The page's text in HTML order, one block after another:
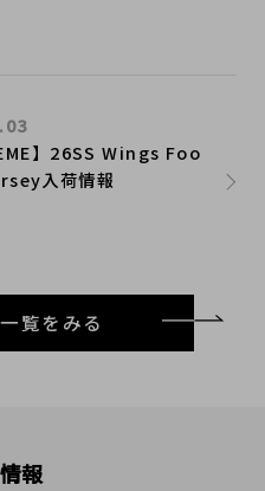
】26SS Wings Foo
入荷情報
覧をみる
報